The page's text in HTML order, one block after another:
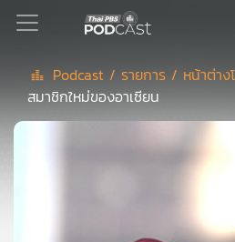
Podcast
Podcast / รายการ / หน้าต่า
สมาชิกใหม่ของอาเซียน